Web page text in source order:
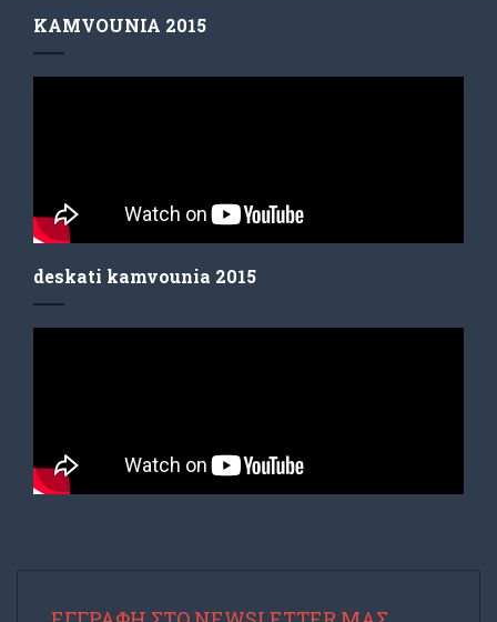
KAMVOUNIA 2015
deskati kamvounia 2015